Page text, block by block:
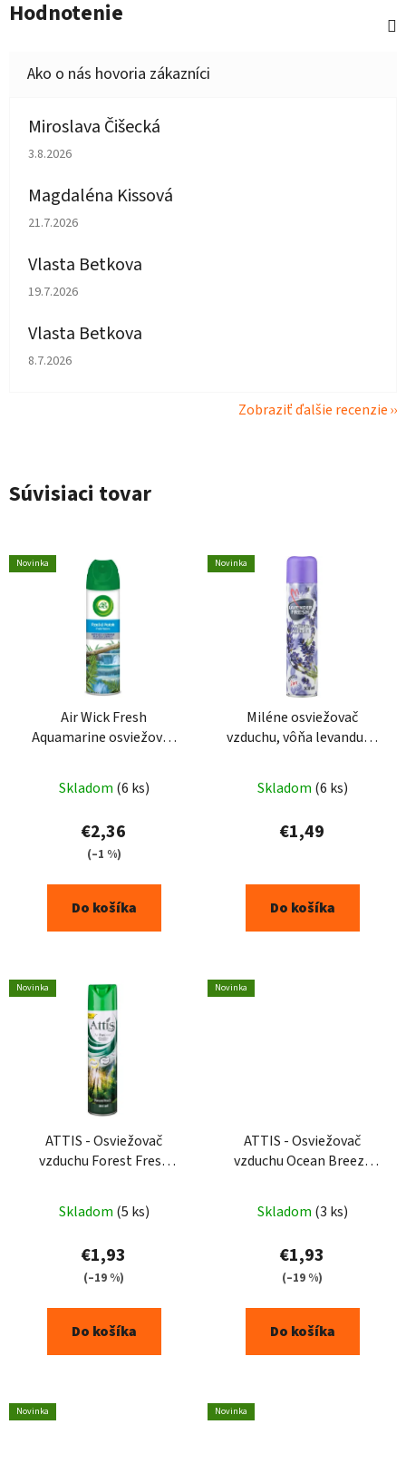
Hodnotenie
Miroslava Čišecká
Hodnotenie obchodu je 1 z 5 hviezdičiek.
3.8.2026
Magdaléna Kissová
Hodnotenie obchodu je 5 z 5 hviezdičiek.
21.7.2026
Vlasta Betkova
Hodnotenie obchodu je 5 z 5 hviezdičiek.
19.7.2026
Vlasta Betkova
Hodnotenie obchodu je 4 z 5 hviezdičiek.
8.7.2026
Zobraziť ďalšie recenzie
Súvisiaci tovar
Novinka
Air Wick Fresh
Aquamarine osviežovač
Skladom (6 ks)
€2,36
(–1 %)
Do košíka
Novinka
Miléne osviežovač
vzduchu, vôňa levandule,
Skladom (6 ks)
€1,49
Do košíka
Novinka
ATTIS - Osviežovač
vzduchu Forest Fresh
Skladom (5 ks)
€1,93
(–19 %)
Do košíka
Novinka
ATTIS - Osviežovač
vzduchu Ocean Breeze
Skladom (3 ks)
€1,93
(–19 %)
Do košíka
Novinka Novinka